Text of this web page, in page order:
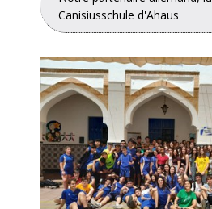
Canisiusschule d'Ahaus